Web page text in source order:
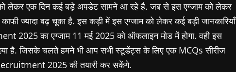
लेकर एक दिन कई बड़े अपडेट सामने आ रहे है. जब से इस एग्जाम को लेकर
ज्यादा बढ़ चूका है. इस कड़ी में इस एग्जाम को लेकर कई बड़ी जानकारियाँ
2025 का एग्जाम 11 मई 2025 को ऑफलाइन मोड में होगा. वही इस
है. जिसके चलते हमने भी आप सभी स्टूडेंट्स के लिए एक MCQs सीरीज
2025 की तयारी कर सकेंगे.